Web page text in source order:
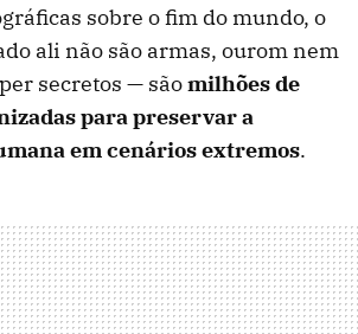
sobre o fim do mundo, o
ali não são armas, ourom nem
secretos — sãomilhões de
para preservar a
em cenários extremos.